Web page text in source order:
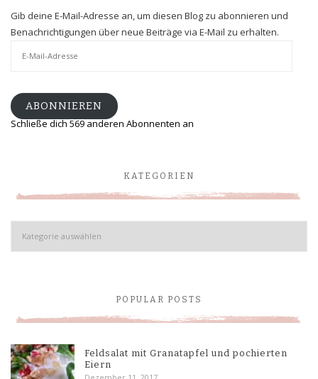
Gib deine E-Mail-Adresse an, um diesen Blog zu abonnieren und
Benachrichtigungen über neue Beiträge via E-Mail zu erhalten.
ABONNIEREN
Schließe dich 569 anderen Abonnenten an
KATEGORIEN
Kategorien
POPULAR POSTS
Feldsalat mit Granatapfel und pochierten
Eiern